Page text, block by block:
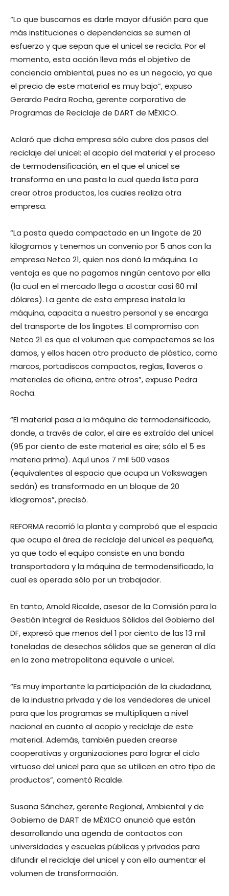
“Lo que buscamos es darle mayor difusión para que
más instituciones o dependencias se sumen al
esfuerzo y que sepan que el unicel se recicla. Por el
momento, esta acción lleva más el objetivo de
conciencia ambiental, pues no es un negocio, ya que
el precio de este material es muy bajo”, expuso
Gerardo Pedra Rocha, gerente corporativo de
Programas de Reciclaje de DART de MÉXICO.
Aclaró que dicha empresa sólo cubre dos pasos del
reciclaje del unicel: el acopio del material y el proceso
de termodensificación, en el que el unicel se
transforma en una pasta la cual queda lista para
crear otros productos, los cuales realiza otra
empresa.
“La pasta queda compactada en un lingote de 20
kilogramos y tenemos un convenio por 5 años con la
empresa Netco 21, quien nos donó la máquina. La
ventaja es que no pagamos ningún centavo por ella
(la cual en el mercado llega a acostar casi 60 mil
dólares). La gente de esta empresa instala la
máquina, capacita a nuestro personal y se encarga
del transporte de los lingotes. El compromiso con
Netco 21 es que el volumen que compactemos se los
damos, y ellos hacen otro producto de plástico, como
marcos, portadiscos compactos, reglas, llaveros o
materiales de oficina, entre otros”, expuso Pedra
Rocha.
“El material pasa a la máquina de termodensificado,
donde, a través de calor, el aire es extraído del unicel
(95 por ciento de este material es aire; sólo el 5 es
materia prima). Aquí unos 7 mil 500 vasos
(equivalentes al espacio que ocupa un Volkswagen
sedán) es transformado en un bloque de 20
kilogramos”, precisó.
REFORMA recorrió la planta y comprobó que el espacio
que ocupa el área de reciclaje del unicel es pequeña,
ya que todo el equipo consiste en una banda
transportadora y la máquina de termodensificado, la
cual es operada sólo por un trabajador.
En tanto, Arnold Ricalde, asesor de la Comisión para la
Gestión Integral de Residuos Sólidos del Gobierno del
DF, expresó que menos del 1 por ciento de las 13 mil
toneladas de desechos sólidos que se generan al día
en la zona metropolitana equivale a unicel.
“Es muy importante la participación de la ciudadana,
de la industria privada y de los vendedores de unicel
para que los programas se multipliquen a nivel
nacional en cuanto al acopio y reciclaje de este
material. Además, también pueden crearse
cooperativas y organizaciones para lograr el ciclo
virtuoso del unicel para que se utilicen en otro tipo de
productos”, comentó Ricalde.
Susana Sánchez, gerente Regional, Ambiental y de
Gobierno de DART de MÉXICO anunció que están
desarrollando una agenda de contactos con
universidades y escuelas públicas y privadas para
difundir el reciclaje del unicel y con ello aumentar el
volumen de transformación.